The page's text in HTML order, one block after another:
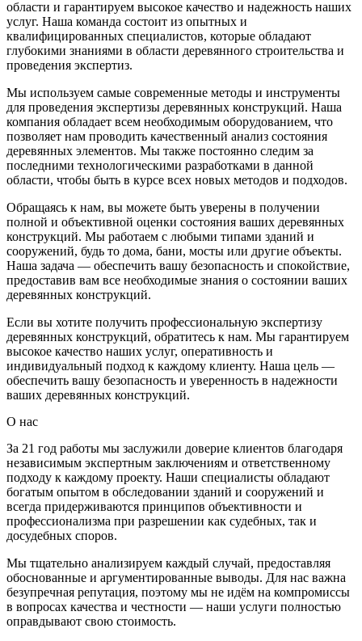
области и гарантируем высокое качество и надежность наших
услуг. Наша команда состоит из опытных и
квалифицированных специалистов, которые обладают
глубокими знаниями в области деревянного строительства и
проведения экспертиз.
Мы используем самые современные методы и инструменты
для проведения экспертизы деревянных конструкций. Наша
компания обладает всем необходимым оборудованием, что
позволяет нам проводить качественный анализ состояния
деревянных элементов. Мы также постоянно следим за
последними технологическими разработками в данной
области, чтобы быть в курсе всех новых методов и подходов.
Обращаясь к нам, вы можете быть уверены в получении
полной и объективной оценки состояния ваших деревянных
конструкций. Мы работаем с любыми типами зданий и
сооружений, будь то дома, бани, мосты или другие объекты.
Наша задача — обеспечить вашу безопасность и спокойствие,
предоставив вам все необходимые знания о состоянии ваших
деревянных конструкций.
Если вы хотите получить профессиональную экспертизу
деревянных конструкций, обратитесь к нам. Мы гарантируем
высокое качество наших услуг, оперативность и
индивидуальный подход к каждому клиенту. Наша цель —
обеспечить вашу безопасность и уверенность в надежности
ваших деревянных конструкций.
О нас
За 21 год работы мы заслужили доверие клиентов благодаря
независимым экспертным заключениям и ответственному
подходу к каждому проекту. Наши специалисты обладают
богатым опытом в обследовании зданий и сооружений и
всегда придерживаются принципов объективности и
профессионализма при разрешении как судебных, так и
досудебных споров.
Мы тщательно анализируем каждый случай, предоставляя
обоснованные и аргументированные выводы. Для нас важна
безупречная репутация, поэтому мы не идём на компромиссы
в вопросах качества и честности — наши услуги полностью
оправдывают свою стоимость.